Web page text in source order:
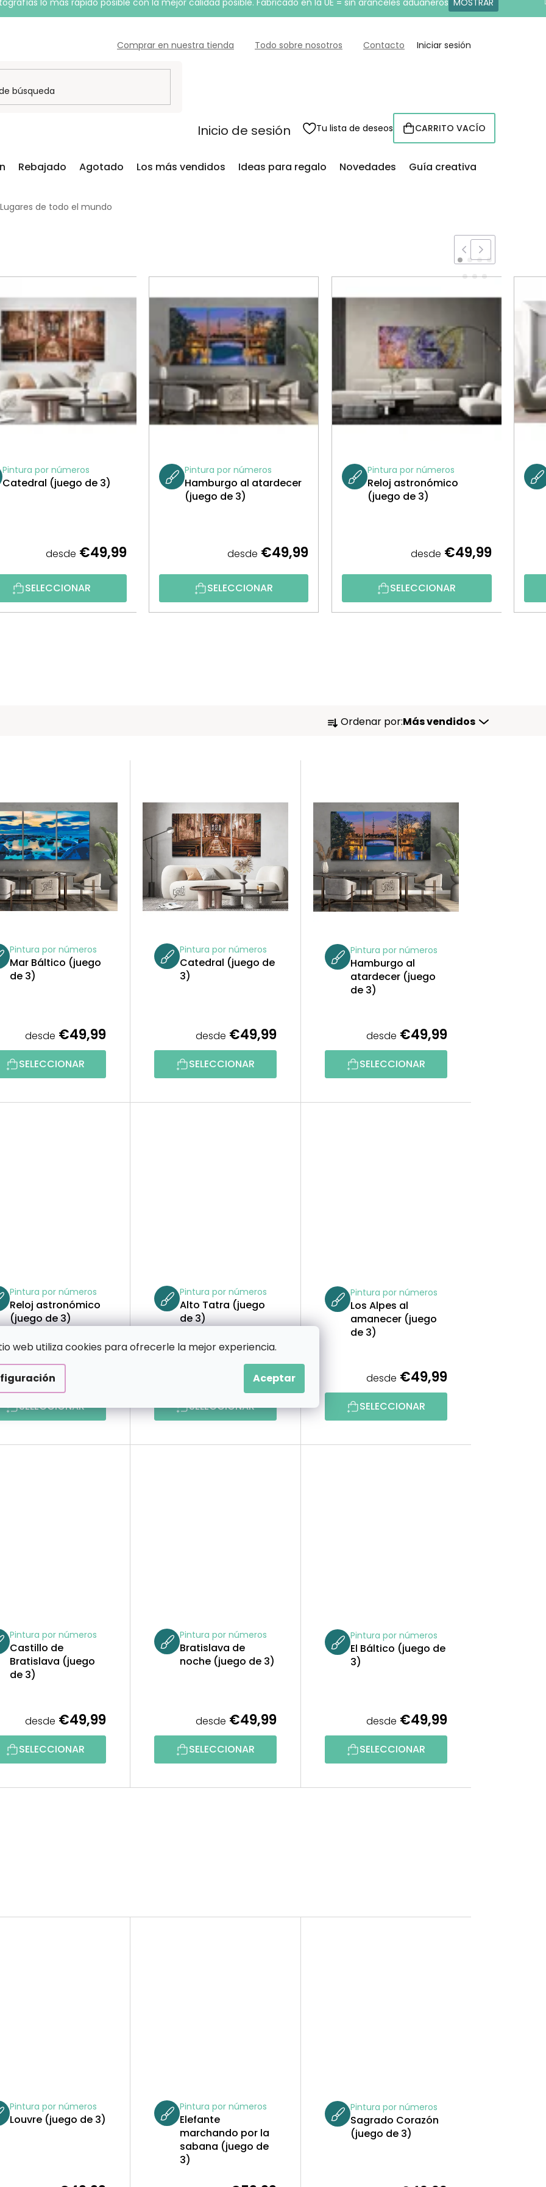
web utiliza cookies para ofrecerle la mejor experiencia.
Aceptar
lo más rápido posible con la mejor calidad posible. Fabricado en la UE = sin aranceles aduaneros MOSTRAR
Comprar en nuestra tienda Todo sobre nosotros Contacto Iniciar sesión
Inicio de sesión Tu lista de deseos CESTA
CARRITO VACÍO
Rebajado Agotado Los más vendidos Ideas para regalo Novedades Guía creativa
Lugares de todo el mundo
Pintura por números
Catedral (juego de 3)
desde €49,99
SELECCIONAR
Pintura por números
Hamburgo al atardecer
(juego de 3)
desde €49,99
SELECCIONAR
Pintura por números
Reloj astronómico
(juego de 3)
desde €49,99
SELECCIONAR
O
E
N
A
R
P
O
Ordenar por:Más vendidos
Pintura por números
Mar Báltico (juego
de 3)
desde €49,99
SELECCIONAR
Pintura por números
Catedral (juego de
3)
desde €49,99
SELECCIONAR
Pintura por números
Hamburgo al
atardecer (juego
de 3)
desde €49,99
SELECCIONAR
Pintura por números
Reloj astronómico
(juego de 3)
desde
SELECCIONAR
Pintura por números
Alto Tatra (juego
de 3)
€49,99
SELECCIONAR
Pintura por números
Los Alpes al
amanecer (juego
de 3)
desde €49,99
SELECCIONAR
Pintura por números
Castillo de
Bratislava (juego
de 3)
desde €49,99
SELECCIONAR
Pintura por números
Bratislava de
noche (juego de 3)
desde €49,99
SELECCIONAR
Pintura por números
El Báltico (juego de
3)
desde €49,99
SELECCIONAR
Pintura por números
Louvre (juego de 3)
Pintura por números
Elefante
marchando por la
sabana (juego de
3)
Pintura por números
Sagrado Corazón
(juego de 3)